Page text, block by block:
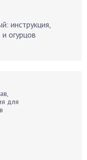
инструкция,
огурцов